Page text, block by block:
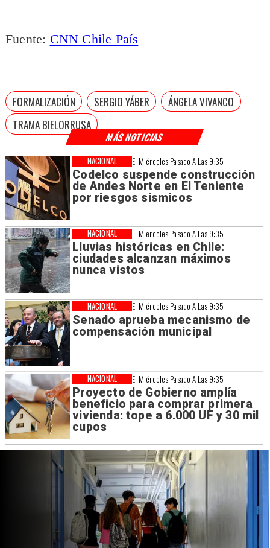
MÁS NOTICIAS
El Miércoles Pasado A Las 9:35
Codelco suspende construcción
de Andes Norte en El Teniente
por riesgos sísmicos
NACIONAL
El Miércoles Pasado A Las 9:35
Lluvias históricas en Chile:
ciudades alcanzan máximos
nunca vistos
NACIONAL
El Miércoles Pasado A Las 9:35
Senado aprueba mecanismo de
compensación municipal
NACIONAL
El Miércoles Pasado A Las 9:35
Proyecto de Gobierno amplía
beneficio para comprar primera
vivienda: tope a 6.000 UF y 30 mil
cupos
NACIONAL
Fuente: CNN Chile País
FORMALIZACIÓN SERGIO YÁBER
ÁNGELA VIVANCO
TRAMA BIELORRUSA